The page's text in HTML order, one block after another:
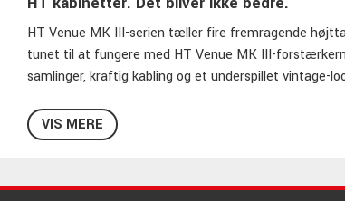
HT Venue MK III-serien tæller fire fremragende
tunet til at fungere med HT Venue MK III-
samlinger, kraftig kabling og et underspillet vintage-
VIS MERE